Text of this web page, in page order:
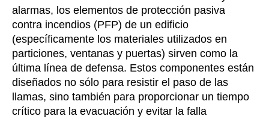
alarmas, los elementos de protección pasiva
contra incendios (PFP) de un edificio
(específicamente los materiales utilizados en
particiones, ventanas y puertas) sirven como la
última línea de defensa. Estos componentes están
diseñados no sólo para resistir el paso de las
llamas, sino también para proporcionar un tiempo
crítico para la evacuación y evitar la falla